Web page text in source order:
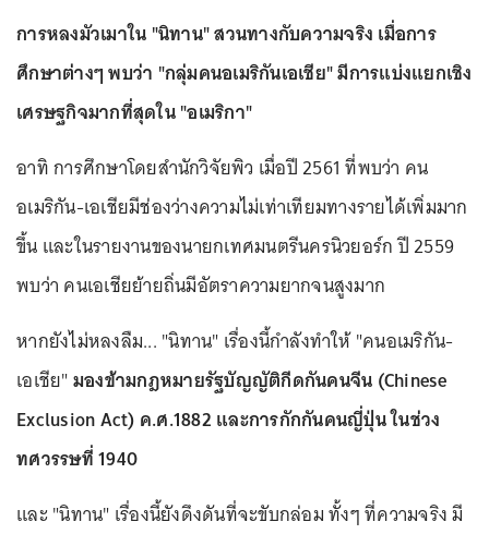
การหลงมัวเมาใน "นิทาน" สวนทางกับความจริง เมื่อการ
ศึกษาต่างๆ พบว่า "กลุ่มคนอเมริกันเอเชีย" มีการแบ่งแยกเชิง
เศรษฐกิจมากที่สุดใน "อเมริกา"
อาทิ การศึกษาโดยสำนักวิจัยพิว เมื่อปี 2561 ที่พบว่า คน
อเมริกัน-เอเชียมีช่องว่างความไม่เท่าเทียมทางรายได้เพิ่มมาก
ขึ้น และในรายงานของนายกเทศมนตรีนครนิวยอร์ก ปี 2559
พบว่า คนเอเชียย้ายถิ่นมีอัตราความยากจนสูงมาก
หากยังไม่หลงลืม... "นิทาน" เรื่องนี้กำลังทำให้ "คนอเมริกัน-
เอเชีย"มองข้ามกฎหมายรัฐบัญญัติกีดกันคนจีน (Chinese
Exclusion Act) ค.ศ.1882 และการกักกันคนญี่ปุ่น ในช่วง
ทศวรรษที่ 1940
และ "นิทาน" เรื่องนี้ยังดึงดันที่จะขับกล่อม ทั้งๆ ที่ความจริง มี